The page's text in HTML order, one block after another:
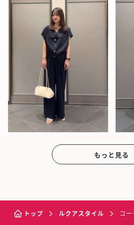
もっと見る
トップ ルクアスタイル コ